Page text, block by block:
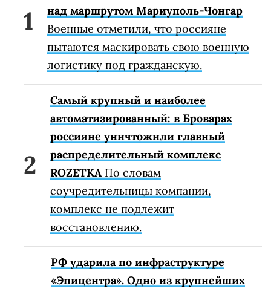
над маршрутом Мариуполь-Чонгар
Военные отметили, что россияне
пытаются маскировать свою военную
логистику под гражданскую.
Самый крупный и наиболее
автоматизированный: в Броварах
россияне уничтожили главный
распределительный комплекс
ROZETKA По словам
соучредительницы компании,
комплекс не подлежит
восстановлению.
РФ ударила по инфраструктуре
«Эпицентра». Одно из крупнейших